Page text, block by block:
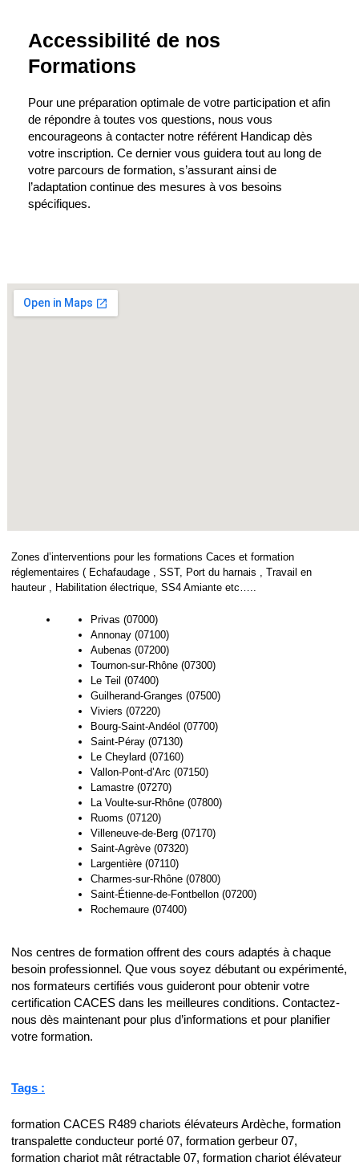
Accessibilité de nos
Formations
Pour une préparation optimale de votre participation et afin
de répondre à toutes vos questions, nous vous
encourageons à contacter notre référent Handicap dès
votre inscription. Ce dernier vous guidera tout au long de
votre parcours de formation, s’assurant ainsi de
l’adaptation continue des mesures à vos besoins
spécifiques.
Zones d’interventions pour les formations Caces et formation
réglementaires ( Echafaudage , SST, Port du harnais , Travail en
hauteur , Habilitation électrique, SS4 Amiante etc…..
Privas (07000)
Annonay (07100)
Aubenas (07200)
Tournon-sur-Rhône (07300)
Le Teil (07400)
Guilherand-Granges (07500)
Viviers (07220)
Bourg-Saint-Andéol (07700)
Saint-Péray (07130)
Le Cheylard (07160)
Vallon-Pont-d’Arc (07150)
Lamastre (07270)
La Voulte-sur-Rhône (07800)
Ruoms (07120)
Villeneuve-de-Berg (07170)
Saint-Agrève (07320)
Largentière (07110)
Charmes-sur-Rhône (07800)
Saint-Étienne-de-Fontbellon (07200)
Rochemaure (07400)
Nos centres de formation offrent des cours adaptés à chaque
besoin professionnel. Que vous soyez débutant ou expérimenté,
nos formateurs certifiés vous guideront pour obtenir votre
certification CACES dans les meilleures conditions. Contactez-
nous dès maintenant pour plus d’informations et pour planifier
votre formation.
Tags :
formation CACES R489 chariots élévateurs Ardèche, formation
transpalette conducteur porté 07, formation gerbeur 07,
formation chariot mât rétractable 07, formation chariot élévateur